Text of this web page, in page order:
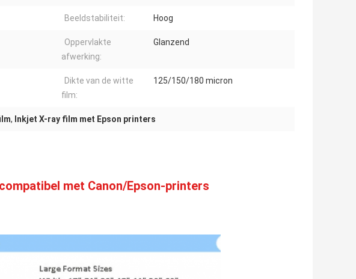
Beeldstabiliteit: Hoog
Oppervlakte
afwerking:
Glanzend
Dikte van de witte
film:
125/150/180 micron
, Inkjet X-ray film met Epson printers
met Canon/Epson-printers